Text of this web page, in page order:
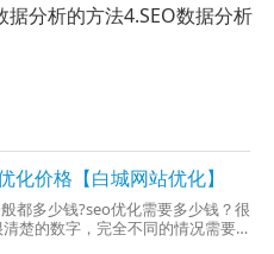
据分析的方法4.SEO数据分析
化价格【白城网站优化】
都多少钱?seo优化需要多少钱？很
楚的数字，完全不同的情况需要